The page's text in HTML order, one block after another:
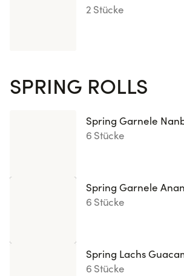
2 Stücke
SPRING ROLLS
Spring Garnele
6 Stücke
Spring Garnele
6 Stücke
Spring Lachs
6 Stücke